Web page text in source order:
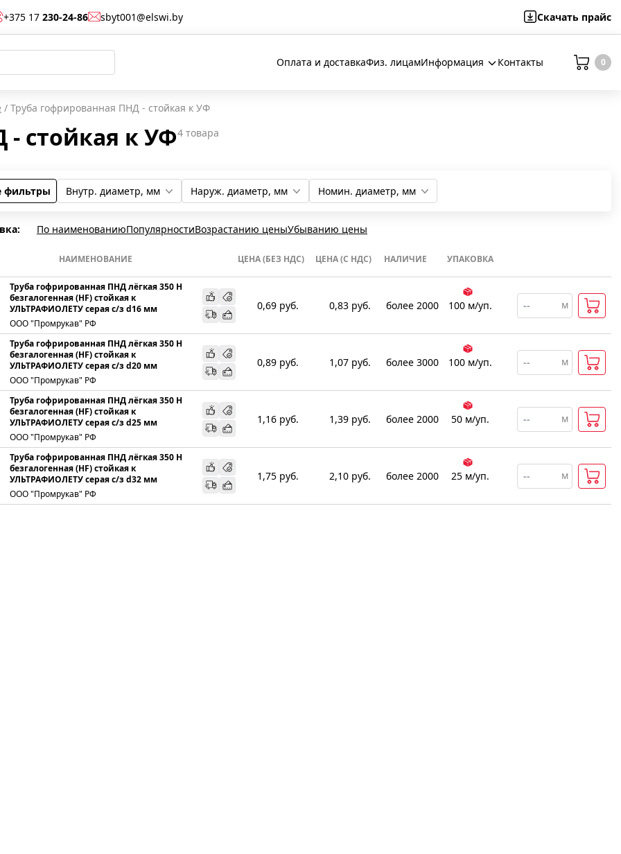
+375 17 230-24-86 sbyt001@elswi.by Скачать прайс
Оплата и доставкаФиз. лицамИнформация Контакты 0
/ Труба гофрированная ПНД - стойкая к УФ
стойкая к УФ4 товара
фильтры
Внутр. диаметр, мм
Наруж. диаметр, мм
Номин. диаметр, мм
По наименованиюПопулярностиВозрастанию ценыУбыванию цены
НАИМЕНОВАНИЕ ЦЕНА (БЕЗ НДС) ЦЕНА (С НДС) НАЛИЧИЕ УПАКОВКА
Труба гофрированная ПНД лёгкая 350 Н
безгалогенная (HF) стойкая к
УЛЬТРАФИОЛЕТУ серая с/з d16 мм
ООО "Промрукав" РФ
0,69 руб. 0,83 руб. более 2000 100 м/уп. м
Труба гофрированная ПНД лёгкая 350 Н
безгалогенная (HF) стойкая к
УЛЬТРАФИОЛЕТУ серая с/з d20 мм
ООО "Промрукав" РФ
0,89 руб. 1,07 руб. более 3000 100 м/уп. м
Труба гофрированная ПНД лёгкая 350 Н
безгалогенная (HF) стойкая к
УЛЬТРАФИОЛЕТУ серая с/з d25 мм
ООО "Промрукав" РФ
1,16 руб. 1,39 руб. более 2000 50 м/уп. м
Труба гофрированная ПНД лёгкая 350 Н
безгалогенная (HF) стойкая к
УЛЬТРАФИОЛЕТУ серая с/з d32 мм
ООО "Промрукав" РФ
1,75 руб. 2,10 руб. более 2000 25 м/уп. м